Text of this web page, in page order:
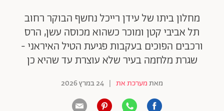
מחלון ביתו של עידן רייכל נחשף הבוקר רחוב
תל אביבי קטן ומוכר כשהוא מכוסה עשן, הרס
ורכבים הפוכים בעקבות פגיעת הטיל האיראני -
שגרת מלחמה בעיר שלא עוצרת עד שהיא כן
מאתמערכת את | 24 במרץ 2026